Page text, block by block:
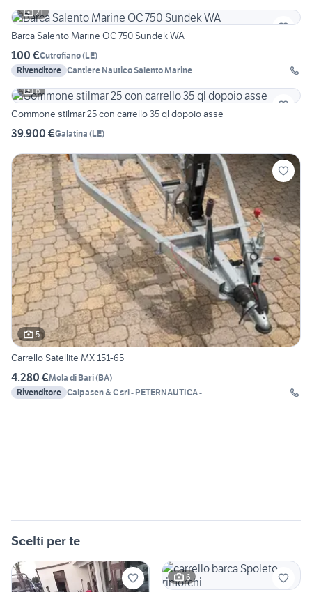
21
Barca Salento Marine OC 750 Sundek WA
100 €Cutrofiano(LE)
Rivenditore Cantiere Nautico Salento Marine
6
Gommone stilmar 25 con carrello 35 ql dopoio asse
39.900 €Galatina (LE)
5
Carrello Satellite MX 151-65
4.280 €Mola di Bari(BA)
Rivenditore Calpasen & C srl - PETERNAUTICA -
Scelti per te
6